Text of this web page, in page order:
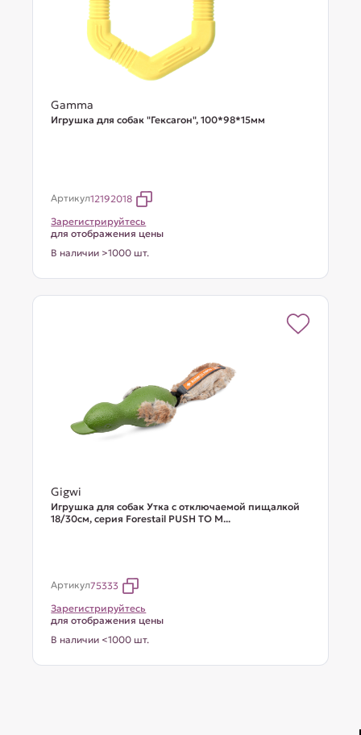
Gamma
Игрушка для собак "Гексагон", 100*98*15мм
Артикул12192018
Зарегистрируйтесь
для отображения цены
В наличии >1000 шт.
Gigwi
Игрушка для собак Утка с отключаемой пищалкой
18/30см, серия Forestail PUSH TO M...
Артикул75333
Зарегистрируйтесь
для отображения цены
В наличии <1000 шт.